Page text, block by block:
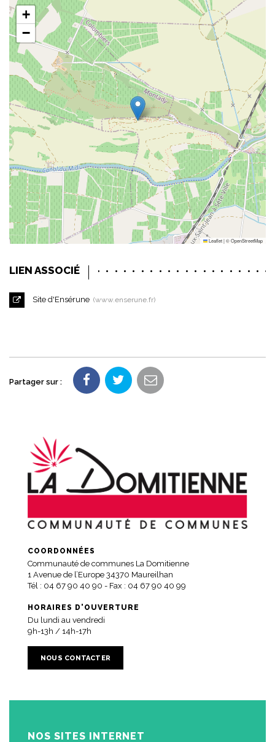
+
−
Leaflet|©OpenStreetMap
LIEN ASSOCIÉ
Site d'Ensérune www.enserune.fr
Partager sur :
COORDONNÉES
Communauté de communes La Domitienne
1 Avenue de l’Europe 34370 Maureilhan
Tél : 04 67 90 40 90 - Fax : 04 67 90 40 99
HORAIRES D'OUVERTURE
Du lundi au vendredi
9h-13h / 14h-17h
NOUS CONTACTER
NOS SITES INTERNET